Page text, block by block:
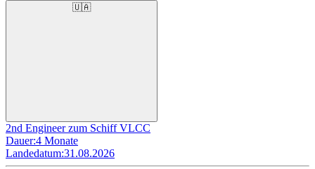
🇺🇦
2nd Engineer zum Schiff VLCC
Dauer:4 Monate
Landedatum:31.08.2026